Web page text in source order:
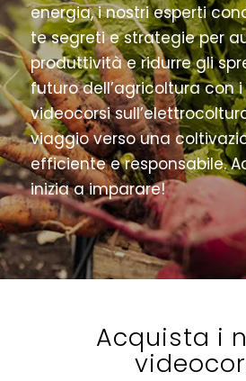
energia, i nostri esperti
te segreti e strategie per
produttività e ridurre gli
futuro dell’agricoltura con
videocorsi
viaggio verso una
efficiente e responsabile.
inizia a imparare!
Acquista i